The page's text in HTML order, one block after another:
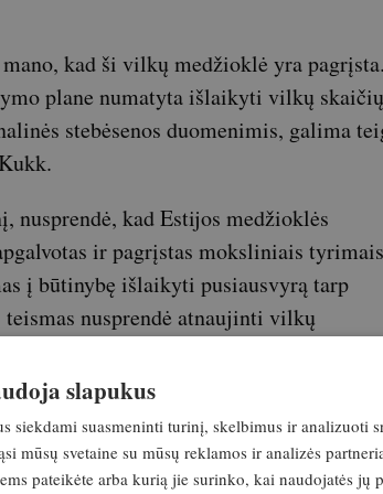
kad ši vilkų medžioklė yra pagrįsta.
plane numatyta išlaikyti vilkų skaičių
stebėsenos duomenimis, galima
nusprendė, kad Estijos medžioklės
ir pagrįstas moksliniais tyrimais
į būtinybę išlaikyti pusiausvyrą tarp
nusprendė atnaujinti vilkų
padidino vilkų medžioklės limitą iki 103
vilkų medžioklės sezonas bus
jį įvykdyti.
slapukus
siekdami suasmeninti turinį, skelbimus ir analizuoti
mūsų svetaine su mūsų reklamos ir analizės
pateikėte arba kurią jie surinko, kai naudojatės jų